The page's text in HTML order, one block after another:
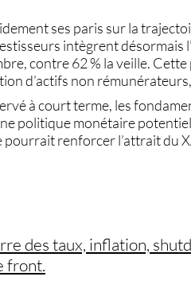
ses paris sur la
intègrent désormais
contre 62 % la veille.
d’actifs non
à court terme, les
politique monétaire
renforcer l’attrait du
des taux, inflation,
front.